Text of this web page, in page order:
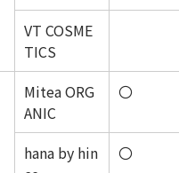
VT COSME
TICS
Mitea ORG
ANIC
〇
hana by hin
〇